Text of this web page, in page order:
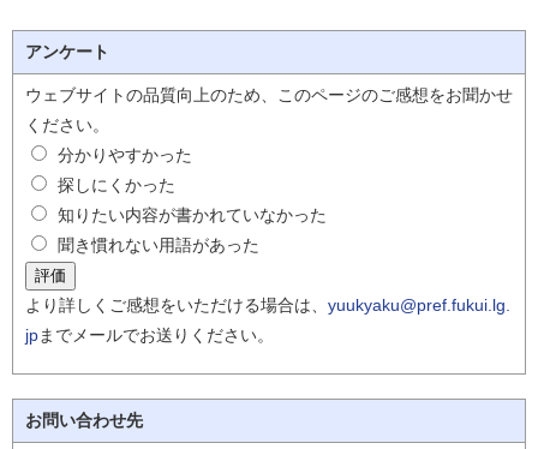
アンケート
ウェブサイトの品質向上のため、このページのご感想をお聞かせ
ください。
分かりやすかった
探しにくかった
知りたい内容が書かれていなかった
聞き慣れない用語があった
より詳しくご感想をいただける場合は、 yuukyaku@pref.fukui.lg.
jpまでメールでお送りください。
お問い合わせ先